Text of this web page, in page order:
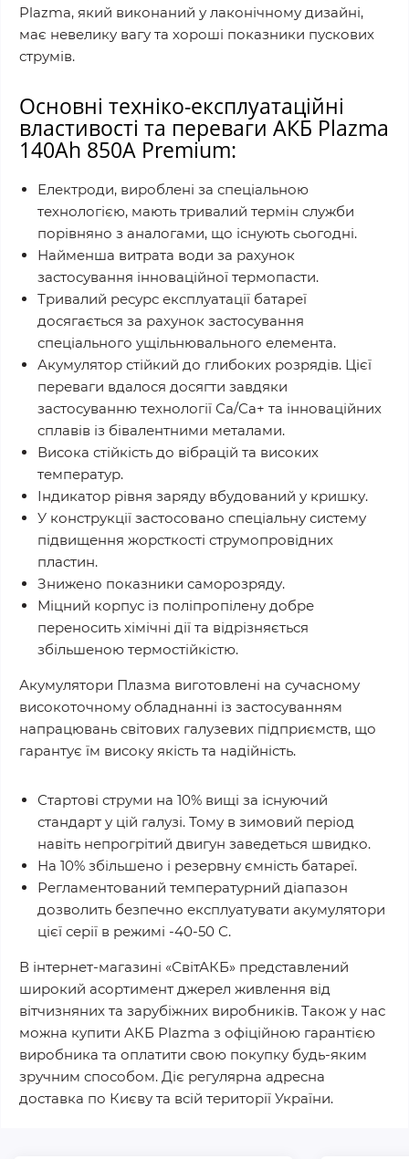
Plazma, який виконаний у лаконічному дизайні,
має невелику вагу та хороші показники пускових
струмів.
Основні техніко-експлуатаційні
властивості та переваги АКБ Plazma
140Ah 850A Premium:
Електроди, вироблені за спеціальною
технологією, мають тривалий термін служби
порівняно з аналогами, що існують сьогодні.
Найменша витрата води за рахунок
застосування інноваційної термопасти.
Тривалий ресурс експлуатації батареї
досягається за рахунок застосування
спеціального ущільнювального елемента.
Акумулятор стійкий до глибоких розрядів. Цієї
переваги вдалося досягти завдяки
застосуванню технології Са/Са+ та інноваційних
сплавів із бівалентними металами.
Висока стійкість до вібрацій та високих
температур.
Індикатор рівня заряду вбудований у кришку.
У конструкції застосовано спеціальну систему
підвищення жорсткості струмопровідних
пластин.
Знижено показники саморозряду.
Міцний корпус із поліпропілену добре
переносить хімічні дії та відрізняється
збільшеною термостійкістю.
Акумулятори Плазма виготовлені на сучасному
високоточному обладнанні із застосуванням
напрацювань світових галузевих підприємств, що
гарантує їм високу якість та надійність.
Стартові струми на 10% вищі за існуючий
стандарт у цій галузі. Тому в зимовий період
навіть непрогрітий двигун заведеться швидко.
На 10% збільшено і резервну ємність батареї.
Регламентований температурний діапазон
дозволить безпечно експлуатувати акумулятори
цієї серії в режимі -40-50 С.
В інтернет-магазині «СвітАКБ» представлений
широкий асортимент джерел живлення від
вітчизняних та зарубіжних виробників. Також у нас
можна купити АКБ Plazma з офіційною гарантією
виробника та оплатити свою покупку будь-яким
зручним способом. Діє регулярна адресна
доставка по Києву та всій території України.